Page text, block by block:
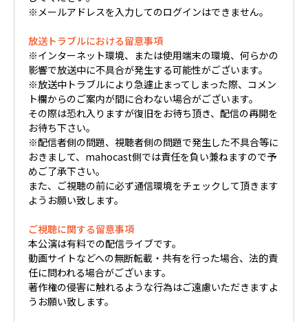
※メールアドレスを入力してのログインはできません。
放送トラブルにおける留意事項
※インターネット環境、または使用端末の環境、何らかの
影響で放送中に不具合が発生する可能性がございます。
※放送中トラブルにより急遽止まってしまった際、コメン
ト欄からのご案内が間に合わない場合がございます。
その際は恐れ入りますが復旧をお待ち頂き、配信の再開を
お待ち下さい。
※配信者側の問題、視聴者側の問題で発生した不具合等に
おきまして、mahocast側では責任を負い兼ねますので予
めご了承下さい。
また、ご視聴の前に必ず通信環境をチェックして頂きます
ようお願い致します。
ご視聴に関する留意事項
本公演は有料での配信ライブです。
動画サイトなどへの無断転載・共有を行った場合、法的責
任に問われる場合がございます。
著作権の侵害に触れるような行為はご遠慮いただきますよ
うお願い致します。